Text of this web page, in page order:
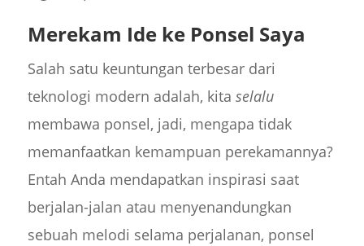
Merekam Ide ke Ponsel Saya
Salah satu keuntungan terbesar dari
teknologi modern adalah, kita selalu
membawa ponsel, jadi, mengapa tidak
memanfaatkan kemampuan perekamannya?
Entah Anda mendapatkan inspirasi saat
berjalan-jalan atau menyenandungkan
sebuah melodi selama perjalanan, ponsel